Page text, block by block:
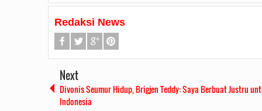
Redaksi News
Next
Divonis Seumur Hidup, Brigjen Teddy: Saya Berbuat Justru
Indonesia